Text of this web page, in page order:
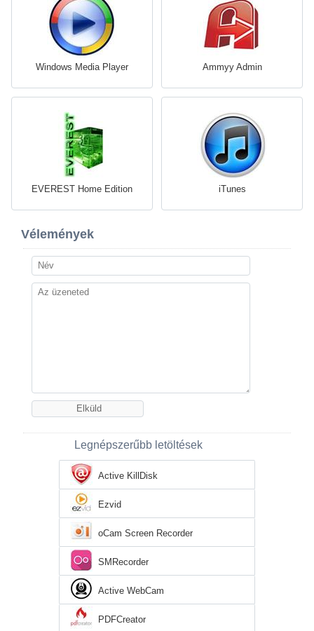
Windows Media Player Ammyy Admin
EVEREST Home Edition iTunes
Vélemények
Legnépszerűbb letöltések
Active KillDisk
Ezvid
oCam Screen Recorder
SMRecorder
Active WebCam
PDFCreator